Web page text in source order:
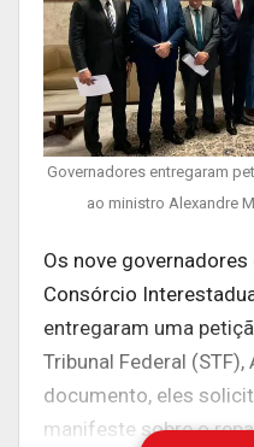
Governadores entregaram
ao ministro Alexandre
Os nove
Consórcio
entregaram uma
Tribunal Federal
documento, eles
manifeste sobre o